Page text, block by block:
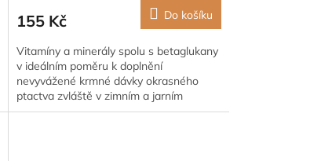
155 Kč Do košíku
Vitamíny a minerály spolu s betaglukany
v ideálním poměru k doplnění
nevyvážené krmné dávky okrasného
ptactva zvláště v zimním a jarním
období. Doplněk lze použít i pro...